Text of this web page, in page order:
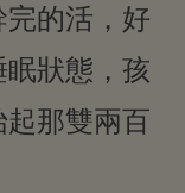
的活，好
狀態，孩
那雙兩百